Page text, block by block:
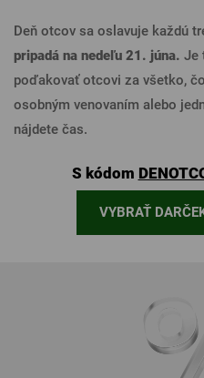
Deň otcov sa oslavuje každú
pripadá na nedeľu 21. júna. Je
poďakovať otcovi za všetko,
osobným venovaním alebo
nájdete čas.
S kódom
VYBRAŤ